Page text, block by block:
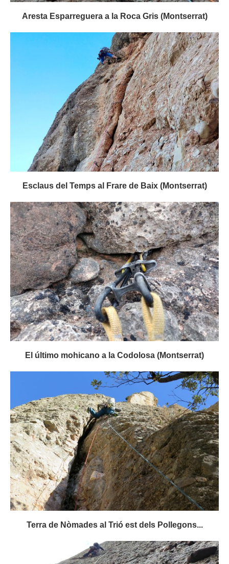
Aresta Esparreguera a la Roca Gris (Montserrat)
Esclaus del Temps al Frare de Baix (Montserrat)
El último mohicano a la Codolosa (Montserrat)
Terra de Nòmades al Trió est dels Pollegons...